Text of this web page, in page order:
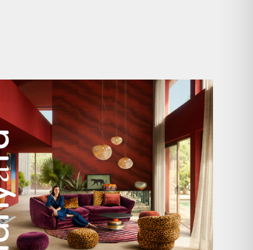
Manyara. Inspiriert von der Weite Afrikas.
59 2